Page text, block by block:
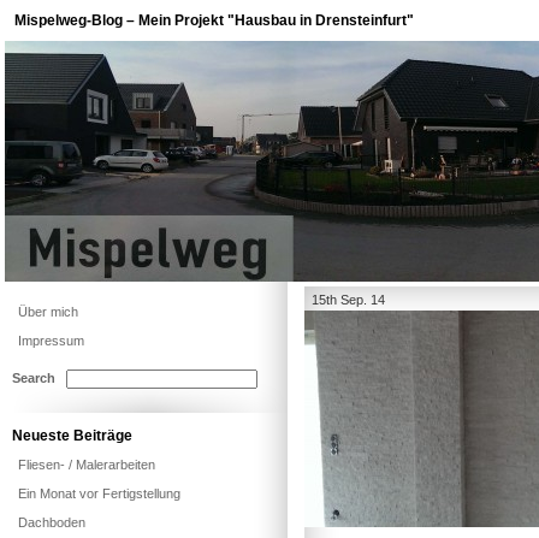
Mispelweg-Blog – Mein Projekt "Hausbau in Drensteinfurt"
15th Sep. 14
Über mich
Impressum
Search
Neueste Beiträge
Fliesen- / Malerarbeiten
Ein Monat vor Fertigstellung
Dachboden